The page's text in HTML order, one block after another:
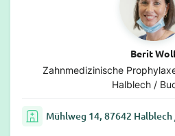
Berit
Zahnmedizinische
Halblech /
Mühlweg 14, 87642